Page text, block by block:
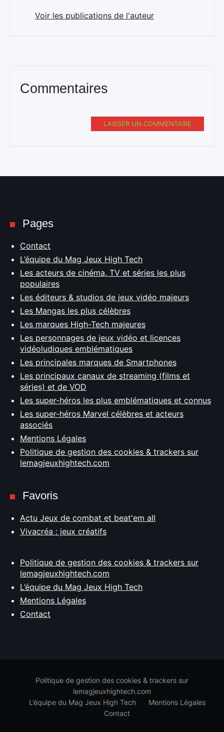
Voir les publications de l'auteur
Commentaires
LAISSER UN COMMENTAIRE
Pages
Contact
L’équipe du Mag Jeux High Tech
Les acteurs de cinéma, TV et séries les plus
populaires
Les éditeurs & studios de jeux vidéo majeurs
Les Mangas les plus célèbres
Les marques High-Tech majeures
Les personnages de jeux vidéo et licences
vidéoludiques emblématiques
Les principales marques de Smartphones
Les principaux canaux de streaming (films et
séries) et de VOD
Les super-héros les plus emblématiques et connus
Les super-héros Marvel célèbres et acteurs
associés
Mentions Légales
Politique de gestion des cookies & trackers sur
lemagjeuxhightech.com
Favoris
Actu Jeux de combat et beat'em all
Vivacréa : jeux créatifs
Politique de gestion des cookies & trackers sur
lemagjeuxhightech.com
L’équipe du Mag Jeux High Tech
Mentions Légales
Contact
Politique de gestion des cookies & trackers sur
lemagjeuxhightech.com
L’équipe du Mag Jeux High Tech
Mentions Légales
Contact